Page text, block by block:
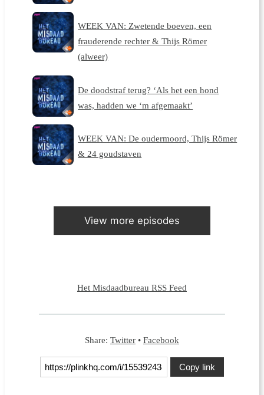
WEEK VAN: Zwetende boeven, een
frauderende rechter & Thijs Römer
(alweer)
De doodstraf terug? ‘Als het een hond
was, hadden we ‘m afgemaakt’
WEEK VAN: De oudermoord, Thijs Römer
& 24 goudstaven
View more episodes
Het Misdaadbureau RSS Feed
Share: Twitter • Facebook
Copy link